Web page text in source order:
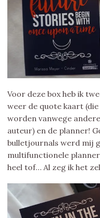
Voor deze box heb ik
weer de quote kaart
worden vanwege
auteur) en de planner!
bulletjournals werd mij
multifunctionele
heel tof… Al zeg ik het